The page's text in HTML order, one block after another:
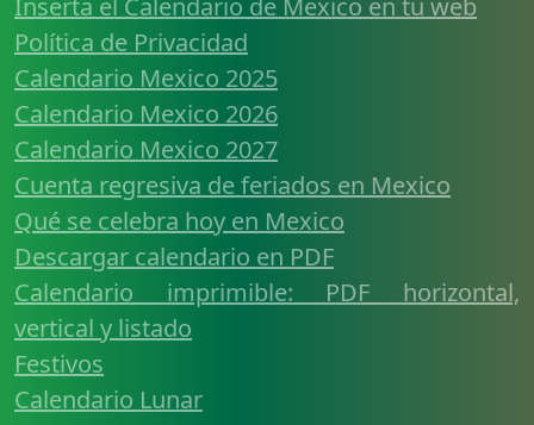
Inserta el Calendario de Mexico en tu web
Política de Privacidad
Calendario Mexico 2025
Calendario Mexico 2026
Calendario Mexico 2027
Cuenta regresiva de feriados en Mexico
Qué se celebra hoy en Mexico
Descargar calendario en PDF
Calendario imprimible: PDF horizontal,
vertical y listado
Festivos
Calendario Lunar